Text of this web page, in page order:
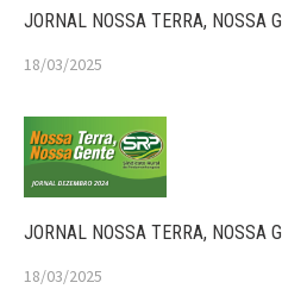
JORNAL NOSSA TERRA, NOSSA
18/03/2025
JORNAL NOSSA TERRA, NOSSA
18/03/2025